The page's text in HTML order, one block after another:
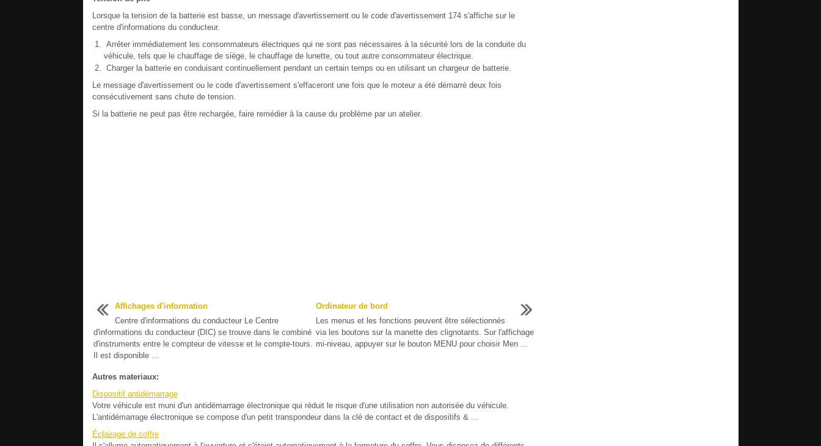
Lorsque la tension de la batterie est basse, un message d'avertissement ou le code d'avertissement 174 s'affiche sur le
centre d'informations du conducteur.
Arrêter immédiatement les consommateurs électriques qui ne sont pas nécessaires à la sécurité lors de la conduite du
véhicule, tels que le chauffage de siège, le chauffage de lunette, ou tout autre consommateur électrique.
Charger la batterie en conduisant continuellement pendant un certain temps ou en utilisant un chargeur de batterie.
Le message d'avertissement ou le code d'avertissement s'effaceront une fois que le moteur a été démarré deux fois
consécutivement sans chute de tension.
Si la batterie ne peut pas être rechargée, faire remédier à la cause du problème par un atelier.
Affichages d'information
Centre d'informations du conducteur Le Centre
d'informations du conducteur (DIC) se trouve dans le combiné
d'instruments entre le compteur de vitesse et le compte-tours.
Il est disponible ...
Ordinateur de bord
Les menus et les fonctions peuvent être sélectionnés
via les boutons sur la manette des clignotants. Sur l'affichage
mi-niveau, appuyer sur le bouton MENU pour choisir Men ...
Autres materiaux:
Dispositif antidémarrage
Votre véhicule est muni d'un antidémarrage électronique qui réduit le risque d'une utilisation non autorisée du véhicule.
L'antidémarrage électronique se compose d'un petit transpondeur dans la clé de contact et de dispositifs & ...
Éclairage de coffre